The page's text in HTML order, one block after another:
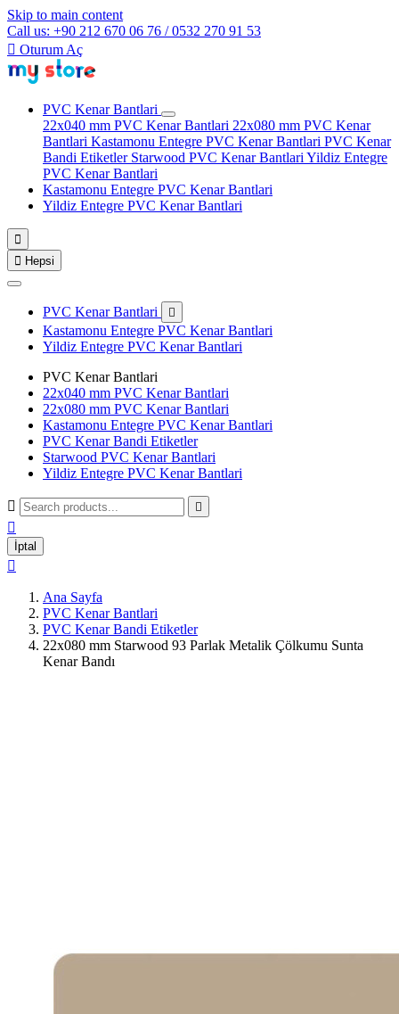
Skip to main content
Call us: +90 212 670 06 76 / 0532 270 91 53
 Oturum Aç
PVC Kenar Bantlari
22x040 mm PVC Kenar Bantlari 22x080 mm PVC Kenar
Bantlari Kastamonu Entegre PVC Kenar Bantlari PVC Kenar
Bandi Etiketler Starwood PVC Kenar Bantlari Yildiz Entegre
PVC Kenar Bantlari
Kastamonu Entegre PVC Kenar Bantlari
Yildiz Entegre PVC Kenar Bantlari

 Hepsi
PVC Kenar Bantlari 
Kastamonu Entegre PVC Kenar Bantlari
Yildiz Entegre PVC Kenar Bantlari
PVC Kenar Bantlari
22x040 mm PVC Kenar Bantlari
22x080 mm PVC Kenar Bantlari
Kastamonu Entegre PVC Kenar Bantlari
PVC Kenar Bandi Etiketler
Starwood PVC Kenar Bantlari
Yildiz Entegre PVC Kenar Bantlari
 

İptal

Ana Sayfa
PVC Kenar Bantlari
PVC Kenar Bandi Etiketler
22x080 mm Starwood 93 Parlak Metalik Çölkumu Sunta
Kenar Bandı